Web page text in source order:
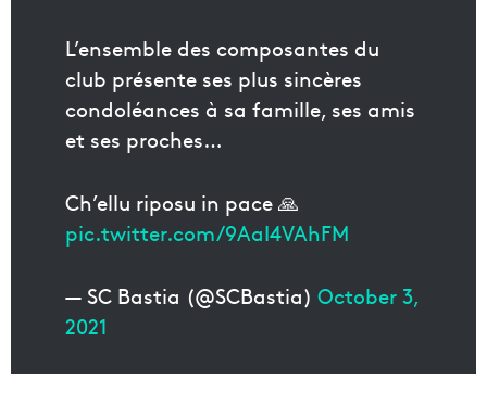
L’ensemble des composantes du
club présente ses plus sincères
condoléances à sa famille, ses amis
et ses proches…
Ch’ellu riposu in pace 🙏
pic.twitter.com/9AaI4VAhFM
— SC Bastia (@SCBastia) October 3,
2021